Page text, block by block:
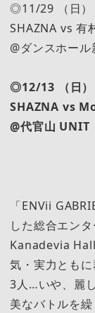
◎11/29 （日）
SHAZNA vs 有
@ダンスホール
◎12/13 （日）
SHAZNA vs
@代官山 UNIT
「ENVii
した総合エン
Kanadevia
気・実力とも
3人…いや、麗
美なバトルを繰